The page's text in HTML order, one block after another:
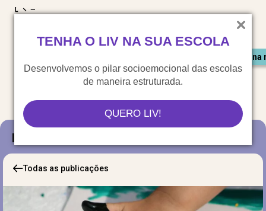
TENHA O LIV NA SUA ESCOLA
Desenvolvemos o pilar socioemocional das escolas
de maneira estruturada.
QUERO LIV!
Saiu
Blog
Todas as publicações